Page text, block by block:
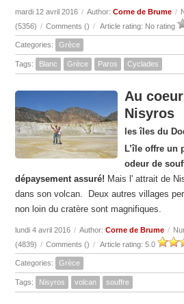
mardi 12 avril 2016 / Author:Corne de Brume /
(5356) / Comments () / Article rating: No rating
Categories: Grèce
Tags: Blanc Grèce Paros Cyclades
Au
Nisyros
les îles du
L’île offre un
odeur de
dépaysement assuré! Mais l' attrait de
dans son volcan. Deux autres villages
non loin du cratère sont magnifiques.
lundi 4 avril 2016 / Author:Corne de Brume /
(4839) / Comments () / Article rating: 5.0
Categories: Grèce
Tags: Nisyros volcan souffre